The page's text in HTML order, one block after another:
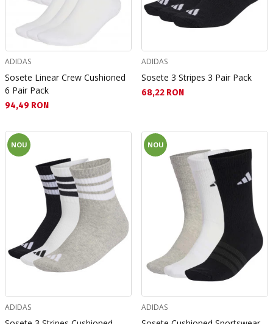
ADIDAS
Sosete Linear Crew Cushioned
6 Pair Pack
Текуща цена:
94,49 RON
ADIDAS
Sosete 3 Stripes 3 Pair Pack
Текуща цена:
68,22 RON
NOU
ADIDAS
NOU
ADIDAS